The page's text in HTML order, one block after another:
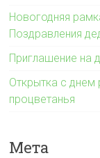
Новогодняя
Поздравления
Приглашение на
Открытка с
процветанья
Мета